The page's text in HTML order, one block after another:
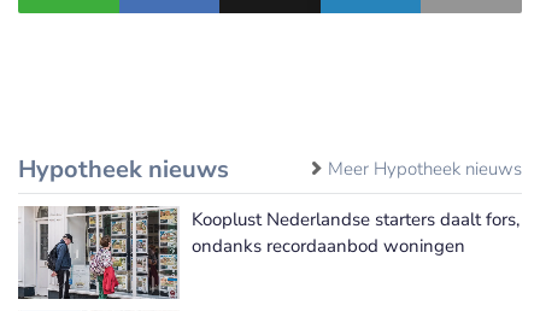
Hypotheek nieuws Meer Hypotheek nieuws
Kooplust Nederlandse starters daalt fors,
ondanks recordaanbod woningen